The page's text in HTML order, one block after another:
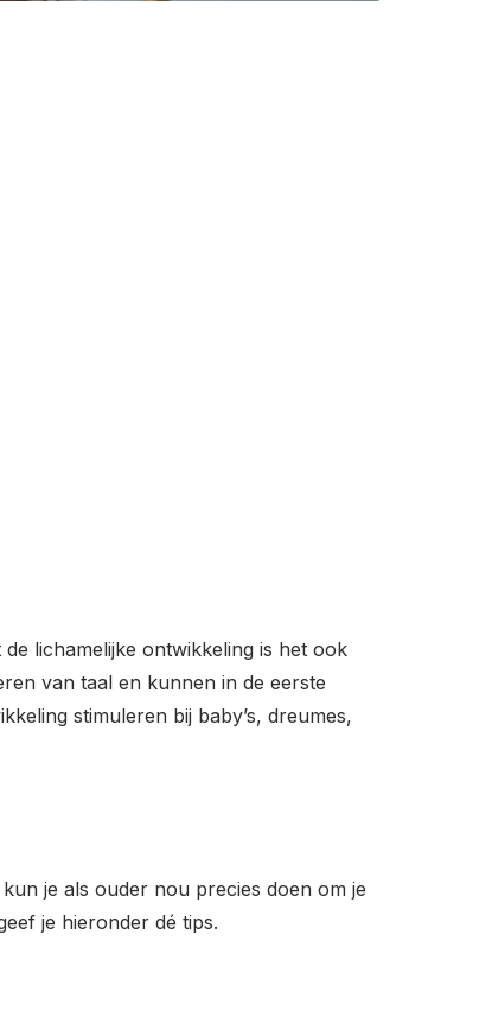
lichamelijke ontwikkeling is het ook
van taal en kunnen in de eerste
stimuleren bij baby’s, dreumes,
je als ouder nou precies doen om je
je hieronder dé tips.